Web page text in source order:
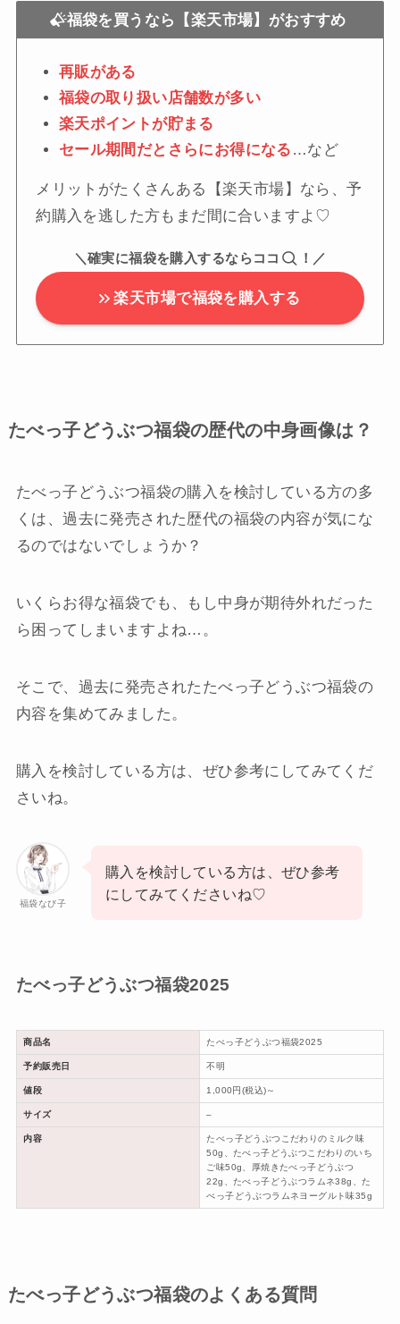
福袋を買うなら【楽天市場】がおすすめ
再販がある
福袋の取り扱い店舗数が多い
楽天ポイントが貯まる
セール期間だとさらにお得になる …など
メリットがたくさんある【楽天市場】なら、予
約購入を逃した方もまだ間に合いますよ♡
＼確実に福袋を購入するならココ ！／
楽天市場で福袋を購入する
たべっ子どうぶつ福袋の歴代の中身画像は？
たべっ子どうぶつ福袋の購入を検討している方の多
くは、過去に発売された歴代の福袋の内容が気にな
るのではないでしょうか？
いくらお得な福袋でも、もし中身が期待外れだった
ら困ってしまいますよね…。
そこで、過去に発売されたたべっ子どうぶつ福袋の
内容を集めてみました。
購入を検討している方は、ぜひ参考にしてみてくだ
さいね。
福袋なび子
購入を検討している方は、ぜひ参考
にしてみてくださいね♡
たべっ子どうぶつ福袋2025
商品名 たべっ子どうぶつ福袋2025
予約販売日 不明
値段 1,000円(税込)～
サイズ –
内容
たべっ子どうぶつこだわりのミルク味
50g、たべっ子どうぶつこだわりのいち
ご味50g、厚焼きたべっ子どうぶつ
22g、たべっ子どうぶつラムネ38g、た
べっ子どうぶつラムネヨーグルト味35g
たべっ子どうぶつ福袋のよくある質問